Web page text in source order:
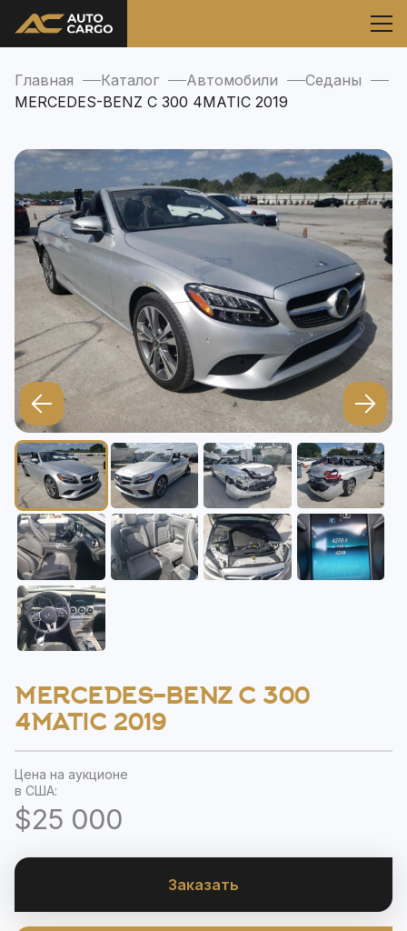
Главная Каталог Автомобили
Седаны
MERCEDES-BENZ C 300 4MATIC 2019
MERCEDES-BENZ C 300
4MATIC 2019
Цена на аукционе
в США:
$25 000
Заказать